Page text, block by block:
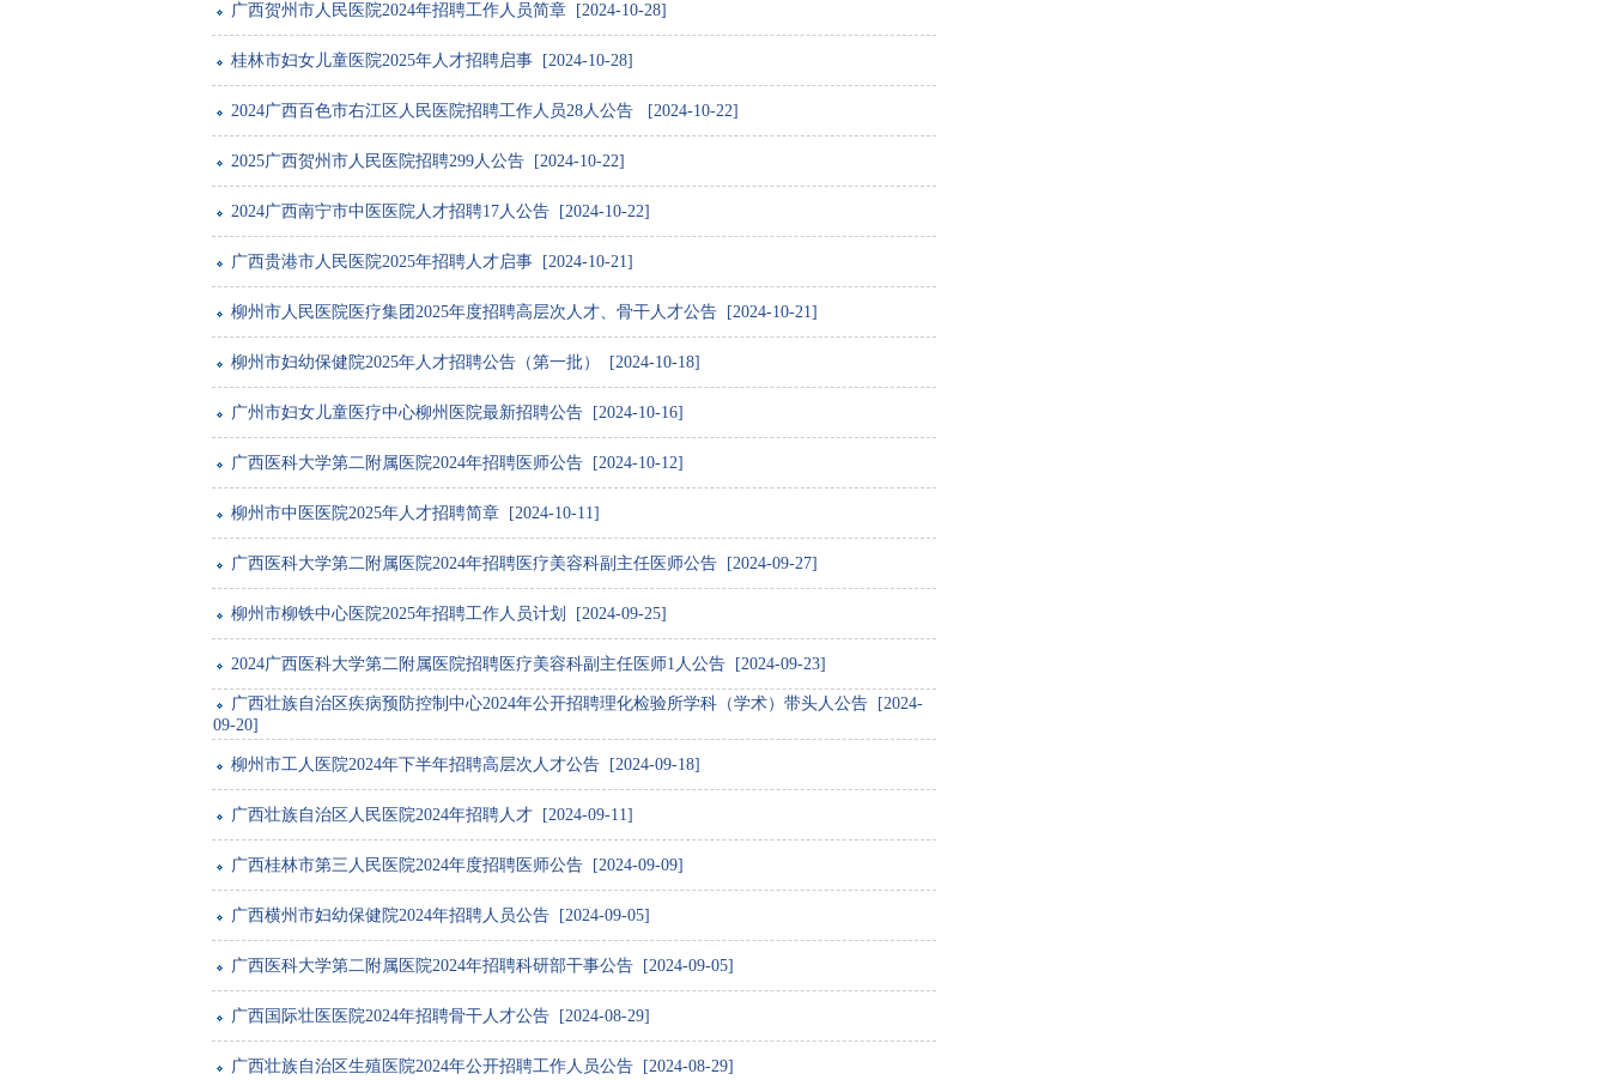
广西贺州市人民医院2024年招聘工作人员简章 [2024-10-28]
桂林市妇女儿童医院2025年人才招聘启事 [2024-10-28]
2024广西百色市右江区人民医院招聘工作人员28人公告 [2024-10-22]
2025广西贺州市人民医院招聘299人公告 [2024-10-22]
2024广西南宁市中医医院人才招聘17人公告 [2024-10-22]
广西贵港市人民医院2025年招聘人才启事 [2024-10-21]
柳州市人民医院医疗集团2025年度招聘高层次人才、骨干人才公告 [2024-10-21]
柳州市妇幼保健院2025年人才招聘公告（第一批） [2024-10-18]
广州市妇女儿童医疗中心柳州医院最新招聘公告 [2024-10-16]
广西医科大学第二附属医院2024年招聘医师公告 [2024-10-12]
柳州市中医医院2025年人才招聘简章 [2024-10-11]
广西医科大学第二附属医院2024年招聘医疗美容科副主任医师公告 [2024-09-27]
柳州市柳铁中心医院2025年招聘工作人员计划 [2024-09-25]
2024广西医科大学第二附属医院招聘医疗美容科副主任医师1人公告 [2024-09-23]
广西壮族自治区疾病预防控制中心2024年公开招聘理化检验所学科（学术）带头人公告 [2024-
09-20]
柳州市工人医院2024年下半年招聘高层次人才公告 [2024-09-18]
广西壮族自治区人民医院2024年招聘人才 [2024-09-11]
广西桂林市第三人民医院2024年度招聘医师公告 [2024-09-09]
广西横州市妇幼保健院2024年招聘人员公告 [2024-09-05]
广西医科大学第二附属医院2024年招聘科研部干事公告 [2024-09-05]
广西国际壮医医院2024年招聘骨干人才公告 [2024-08-29]
广西壮族自治区生殖医院2024年公开招聘工作人员公告 [2024-08-29]